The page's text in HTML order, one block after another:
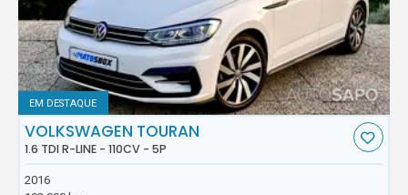
EM DESTAQUE
VOLKSWAGEN TOURAN
1.6 TDI R-LINE - 110CV - 5P
2016